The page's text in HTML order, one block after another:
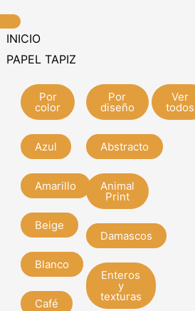
INICIO
PAPEL TAPIZ
Por
color
Azul
Amarillo
Beige
Blanco
Café
Por
diseño
Abstracto
Animal
Print
Damascos
Enteros
y
texturas
Ver
todos